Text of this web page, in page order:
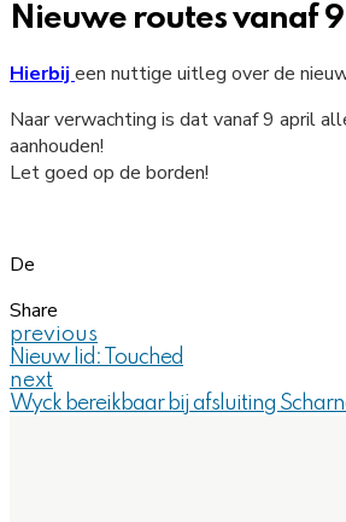
Nieuwe routes vanaf 9
Hierbij een nuttige uitleg over de
Naar verwachting is dat vanaf 9 april
aanhouden!
Let goed op de borden!
De
Share
previous
Nieuw lid: Touched
next
Wyck bereikbaar bij afsluiting